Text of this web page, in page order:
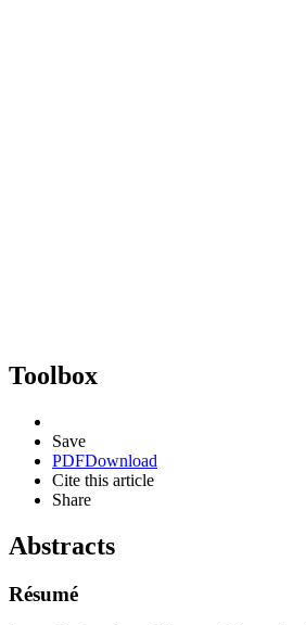
Toolbox
Save
PDFDownload
Cite this article
Share
Abstracts
Résumé